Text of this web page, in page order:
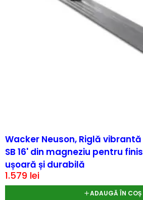
Wacker Neuson, Riglă
SB 16' din magneziu pentru
ușoară și durabilă
1.579 lei
ADAUGĂ ÎN COȘ